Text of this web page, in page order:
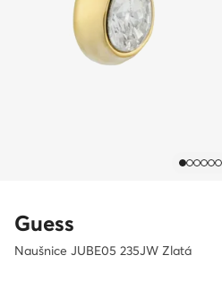
Guess
Naušnice JUBE05 235JW Zlatá